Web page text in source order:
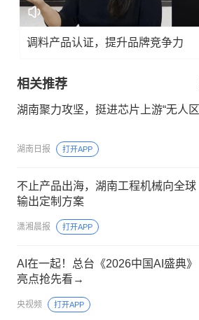
调料产品认证，提升品牌竞争力
相关推荐
湖南聚力攻坚，挺进芯片上游“无人区
湖南日报 打开APP
不止产品出海，湖南工程机械向全球
输出定制方案
潇湘晨报 打开APP
AI在一起！总台《2026中国AI盛典》
亮点抢先看→
央视频 打开APP